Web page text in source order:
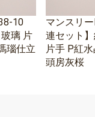
10
玻璃 片
瑙仕立
マンスリ
連セット
片手 P紅
頭房灰桜